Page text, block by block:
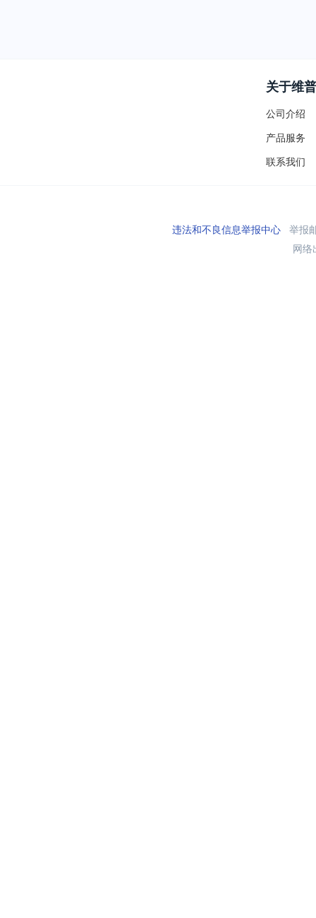
关于维普
公司介绍
产品服务
联系我们
违法和不良信息举报中心举报
网